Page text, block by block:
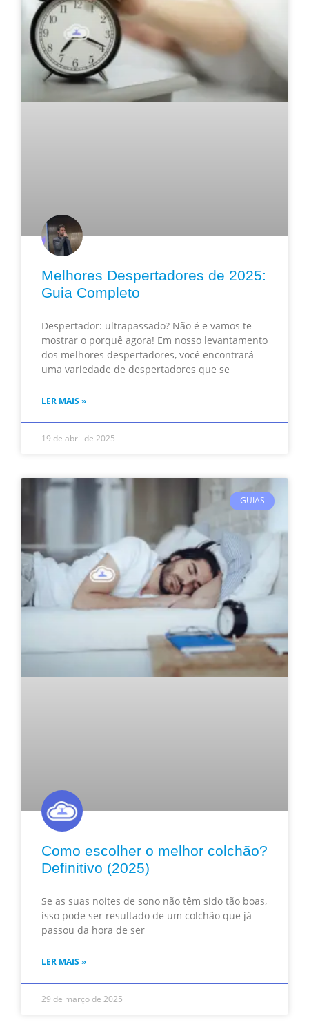
Melhores Despertadores de 2025:
Guia Completo
Despertador: ultrapassado? Não é e vamos te
mostrar o porquê agora! Em nosso levantamento
dos melhores despertadores, você encontrará
uma variedade de despertadores que se
LER MAIS »
19 de abril de 2025
GUIAS
Como escolher o melhor colchão?
Definitivo (2025)
Se as suas noites de sono não têm sido tão boas,
isso pode ser resultado de um colchão que já
passou da hora de ser
LER MAIS »
29 de março de 2025